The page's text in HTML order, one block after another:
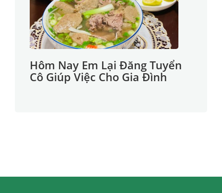
Hôm Nay Em Lại Đăng Tuyển
Cô Giúp Việc Cho Gia Đình